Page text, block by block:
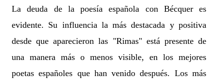
La deuda de la poesía española con Bécquer es
evidente. Su influencia la más destacada y positiva
desde que aparecieron las "Rimas" está presente de
una manera más o menos visible, en los mejores
poetas españoles que han venido después. Los más